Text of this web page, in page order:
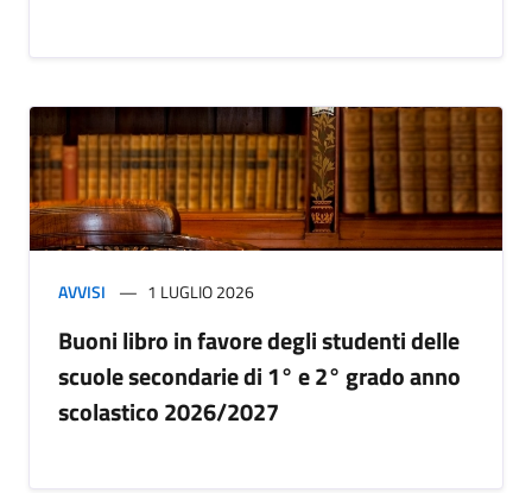
AVVISI 1 LUGLIO 2026
Buoni libro in favore degli studenti delle
scuole secondarie di 1° e 2° grado anno
scolastico 2026/2027